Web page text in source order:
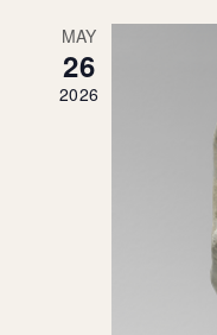
MAY
26
2026